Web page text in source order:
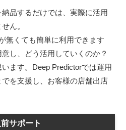
品するだけでは、実際に活用
ん。
無くても簡単に利用できます
し、どう活用していくのか？
ます。Deep Predictorでは運用
を支援し、お客様の店舗出店
サポート